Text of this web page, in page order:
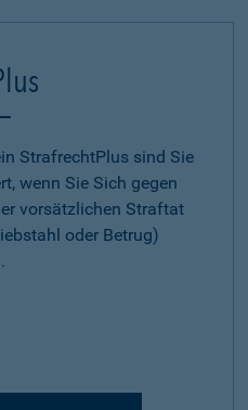
StrafrechtPlus sind Sie
wenn Sie Sich gegen
vorsätzlichen Straftat
oder Betrug)